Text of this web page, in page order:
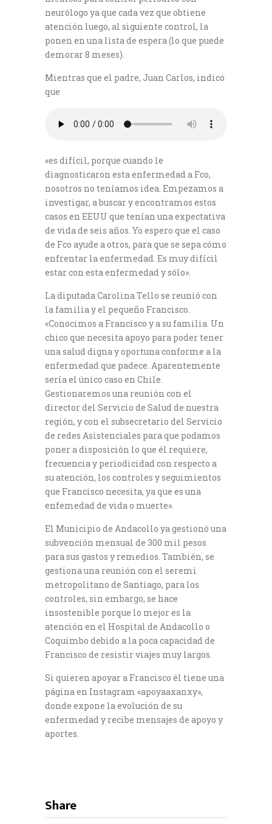
neurólogo ya que cada vez que obtiene
atención luego, al siguiente control, la
ponen en una lista de espera (lo que puede
demorar 8 meses).
Mientras que el padre, Juan Carlos, indicó
que
«es difícil, porque cuando le
diagnosticaron esta enfermedad a Fco,
nosotros no teníamos idea. Empezamos a
investigar, a buscar y encontramos estos
casos en EEUU que tenían una expectativa
de vida de seis años. Yo espero que el caso
de Fco ayude a otros, para que se sepa cómo
enfrentar la enfermedad. Es muy difícil
estar con esta enfermedad y sólo».
La diputada Carolina Tello se reunió con
la familia y el pequeño Francisco.
«Conocimos a Francisco y a su familia. Un
chico que necesita apoyo para poder tener
una salud digna y oportuna conforme a la
enfermedad que padece. Aparentemente
sería el único caso en Chile.
Gestionaremos una reunión con el
director del Servicio de Salud de nuestra
región, y con el subsecretario del Servicio
de redes Asistenciales para que podamos
poner a disposición lo que él requiere,
frecuencia y periodicidad con respecto a
su atención, los controles y seguimientos
que Francisco necesita, ya que es una
enfemedad de vida o muerte».
El Municipio de Andacollo ya gestionó una
subvención mensual de 300 mil pesos
para sus gastos y remedios. También, se
gestiona una reunión con el seremi
metropolitano de Santiago, para los
controles, sin embargo, se hace
insostenible porque lo mejor es la
atención en el Hospital de Andacollo o
Coquimbo debido a la poca capacidad de
Francisco de resistir viajes muy largos.
Si quieren apoyar a Francisco él tiene una
página en Instagram «apoyaaxanxy»,
donde expone la evolución de su
enfermedad y recibe mensajes de apoyo y
aportes.
Share